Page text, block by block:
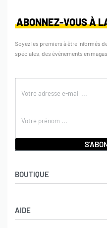
BOUTIQUE
Garçons
AIDE
ABONNEZ-VOUS À
Soyez les premiers à être informés
spéciales, des événements en